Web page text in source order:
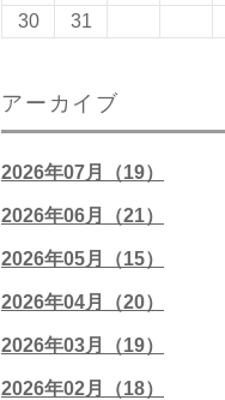
30
31
アーカイブ
2026年07月（19）
2026年06月（21）
2026年05月（15）
2026年04月（20）
2026年03月（19）
2026年02月（18）